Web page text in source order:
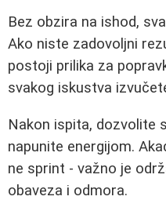
Bez obzira na ishod,
Ako niste zadovoljni
postoji prilika za
svakog iskustva
Nakon ispita, dozvolite
napunite energijom.
ne sprint - važno je
obaveza i odmora.